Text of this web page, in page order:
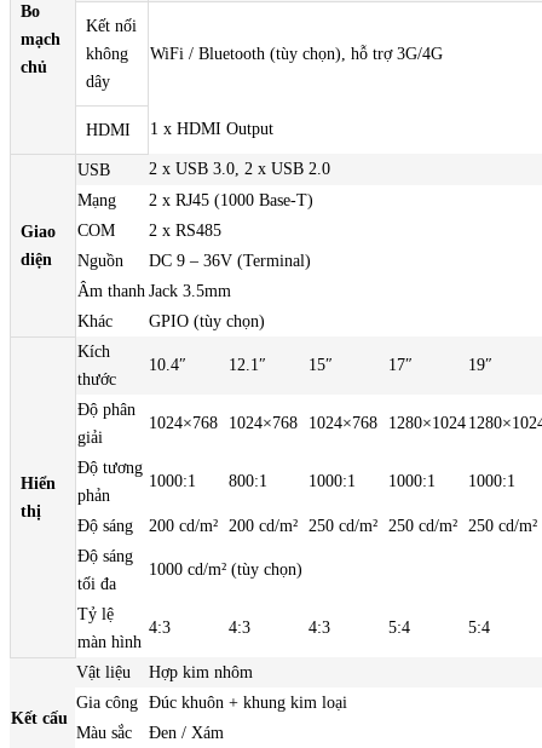
Bo
mạch
chủ
Kết nối
không
dây
WiFi / Bluetooth (tùy chọn), hỗ trợ 3G/4G
HDMI 1 x HDMI Output
Giao
diện
USB
2 x USB 3.0, 2 x USB 2.0
Mạng
2 x RJ45 (1000 Base-T)
COM
2 x RS485
Nguồn
DC 9 – 36V (Terminal)
Âm thanh Jack 3.5mm
Khác
GPIO (tùy chọn)
Hiển
thị
Kích
thước
10.4″ 12.1″ 15″ 17″ 19″
Độ phân
giải
1024×768 1024×768 1024×768 1280×1024
Độ tương
phản
1000:1 800:1 1000:1 1000:1 1000:1
Độ sáng 200 cd/m² 200 cd/m² 250 cd/m² 250 cd/m²
250 cd/m²
Độ sáng
tối đa
1000 cd/m² (tùy chọn)
Tỷ lệ
màn hình
4:3 4:3 4:3 5:4 5:4
Kết cấu
Vật liệu
Hợp kim nhôm
Gia công Đúc khuôn + khung kim loại
Màu sắc
Đen / Xám